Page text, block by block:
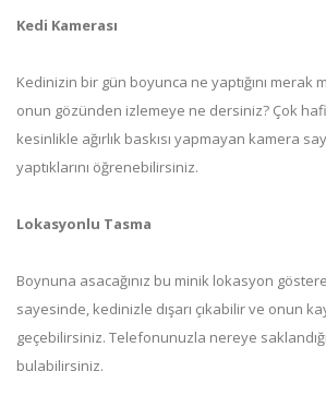
Kedi Kamerası
Kedinizin bir gün boyunca ne yaptığını merak
onun gözünden izlemeye ne dersiniz? Çok
kesinlikle ağırlık baskısı yapmayan kamera
yaptıklarını öğrenebilirsiniz.
Lokasyonlu Tasma
Boynuna asacağınız bu minik lokasyon
sayesinde, kedinizle dışarı çıkabilir ve onun
geçebilirsiniz. Telefonunuzla nereye
bulabilirsiniz.